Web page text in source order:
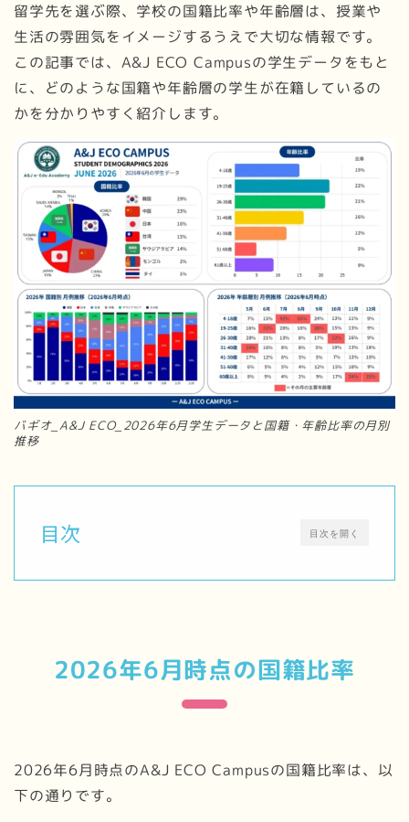
留学先を選ぶ際、学校の国籍比率や年齢層は、授業や
生活の雰囲気をイメージするうえで大切な情報です。
この記事では、A&J ECO Campusの学生データをもと
に、どのような国籍や年齢層の学生が在籍しているの
かを分かりやすく紹介します。
バギオ_A&J ECO_2026年6月学生データと国籍・年齢比率の月別
推移
目次を開く
目次
2026年6月時点の国籍比率
2026年6月時点のA&J ECO Campusの国籍比率は、以
下の通りです。